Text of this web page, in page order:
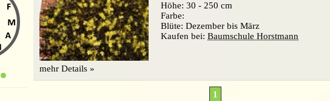
Höhe: 30 - 250 cm
Farbe:
Blüte: Dezember bis März
Kaufen bei: Baumschule Horstmann
mehr Details »
1